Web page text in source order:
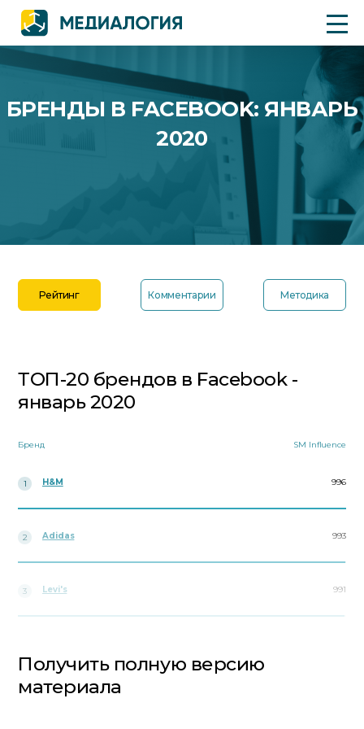
БРЕНДЫ В FACEBOOK: ЯНВАРЬ
2020
Рейтинг Комментарии Методика
ТОП-20 брендов в Facebook -
январь 2020
Бренд SM Influence
1 H&M 996
2 Adidas 993
3 Levi's 991
Получить полную версию
материала